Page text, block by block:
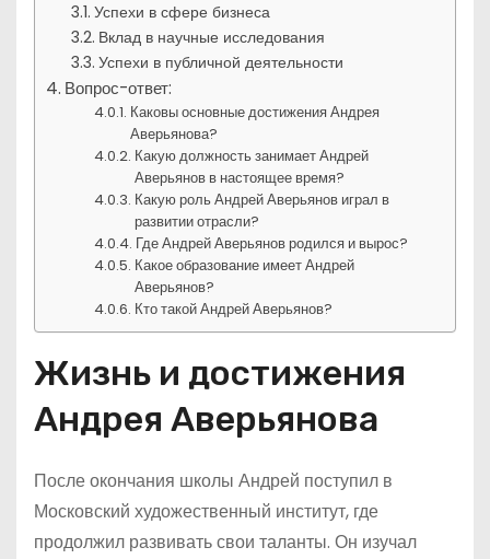
Успехи в сфере бизнеса
Вклад в научные исследования
Успехи в публичной деятельности
Вопрос-ответ:
Каковы основные достижения Андрея
Аверьянова?
Какую должность занимает Андрей
Аверьянов в настоящее время?
Какую роль Андрей Аверьянов играл в
развитии отрасли?
Где Андрей Аверьянов родился и вырос?
Какое образование имеет Андрей
Аверьянов?
Кто такой Андрей Аверьянов?
Жизнь и достижения
Андрея Аверьянова
После окончания школы Андрей поступил в
Московский художественный институт, где
продолжил развивать свои таланты. Он изучал